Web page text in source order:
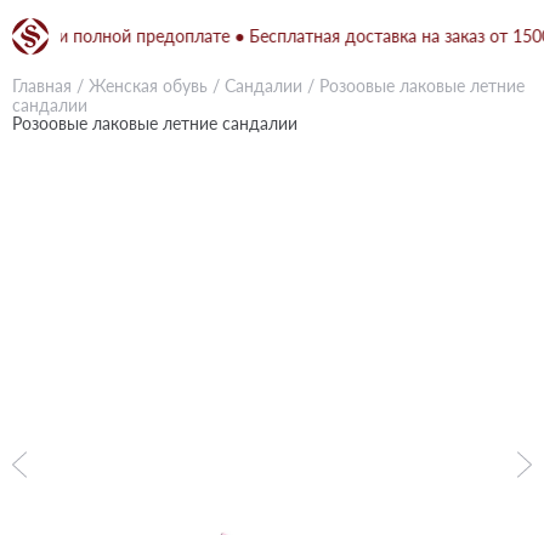
полной предоплате ● Бесплатная доставка на заказ от
Главная / Женская обувь / Сандалии / Розоовые лаковые летние
сандалии
Розоовые лаковые летние сандалии